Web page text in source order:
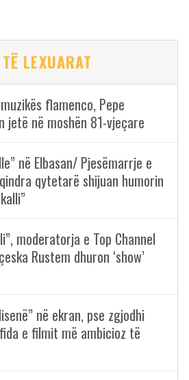
LEXUARAT
flamenco, Pepe
jetë në moshën 81-vjeçare
në Elbasan/ Pjesëmarrje e
qytetarë shijuan humorin
moderatorja e Top Channel
Rustem dhuron ‘show’
në ekran, pse zgjodhi
e filmit më ambicioz të